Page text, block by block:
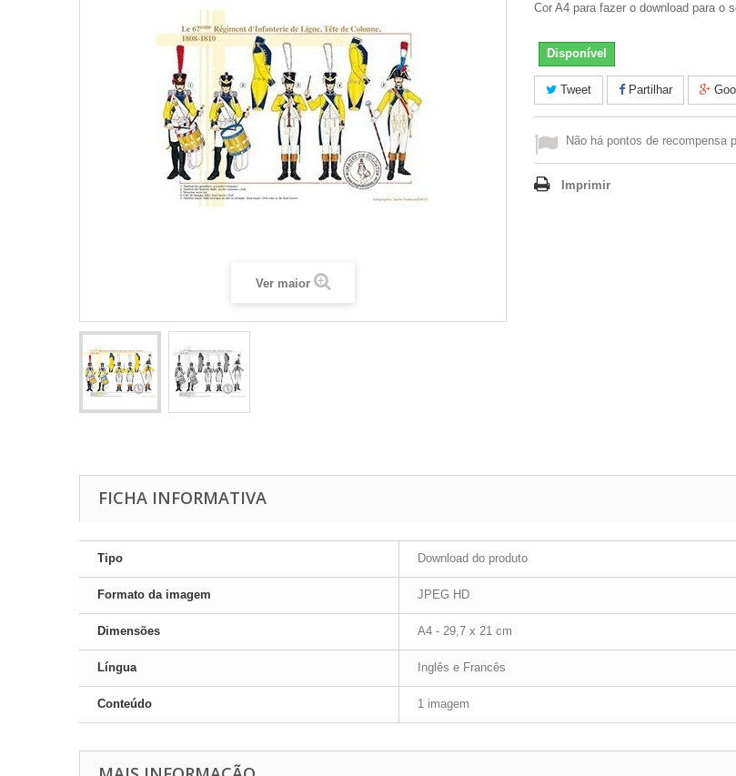
Ver maior
Cor A4 para fazer o download para o
Disponível
Tweet Partilhar
Não há pontos de recompensa
Imprimir
FICHA INFORMATIVA
Tipo Download do produto
Formato da imagem JPEG HD
Dimensões A4 - 29,7 x 21 cm
Língua Inglês e Francês
Conteúdo 1 imagem